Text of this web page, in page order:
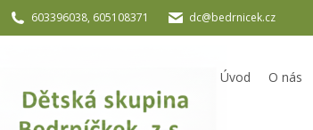
603396038, 605108371 dc@bedrnicek.cz
Úvod O nás
Úvod O nás O józe a muzikoterapii Začít spolu